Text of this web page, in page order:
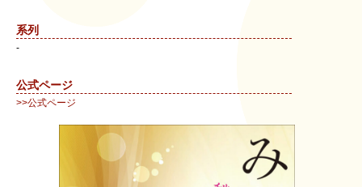
系列
-
公式ページ
>>公式ページ